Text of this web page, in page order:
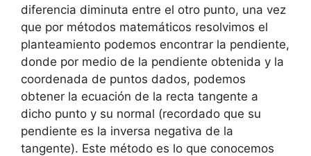
diferencia diminuta entre el otro punto, una vez
que por métodos matemáticos resolvimos el
planteamiento podemos encontrar la pendiente,
donde por medio de la pendiente obtenida y la
coordenada de puntos dados, podemos
obtener la ecuación de la recta tangente a
dicho punto y su normal (recordado que su
pendiente es la inversa negativa de la
tangente). Este método es lo que conocemos